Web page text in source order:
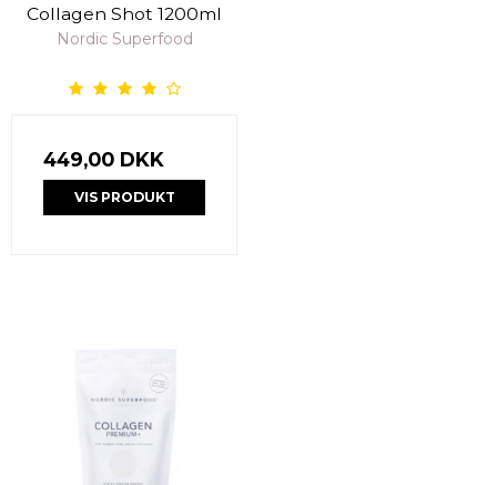
Collagen Shot 1200ml
Nordic Superfood
449,00 DKK
VIS PRODUKT